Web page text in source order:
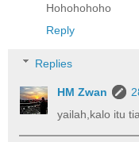
Hohohohoho
Reply
Replies
HM Zwan
yailah,kalo itu